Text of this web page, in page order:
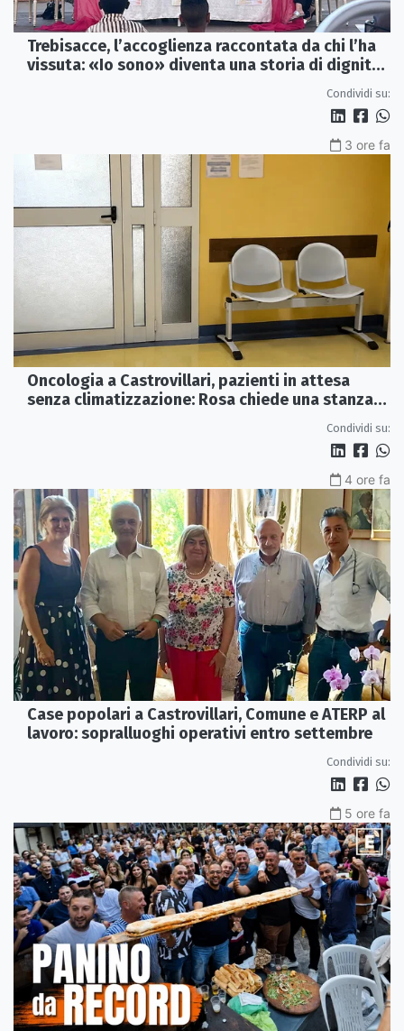
Trebisacce, l’accoglienza raccontata da chi l’ha
vissuta: «Io sono» diventa una storia di dignità
Condividi su:
3 ore fa
Oncologia a Castrovillari, pazienti in attesa
senza climatizzazione: Rosa chiede una stanza
Condividi su:
4 ore fa
Case popolari a Castrovillari, Comune e ATERP al
lavoro: sopralluoghi operativi entro settembre
Condividi su:
5 ore fa